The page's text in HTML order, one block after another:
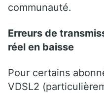
communauté.
Erreurs de
réel en baisse
Pour certains
VDSL2